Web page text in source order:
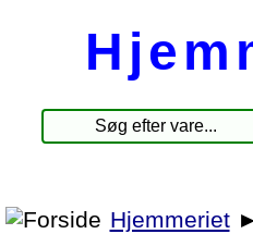
Hjemmeriet